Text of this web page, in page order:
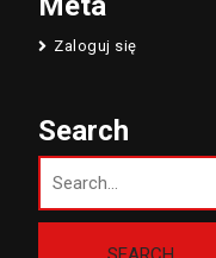
Zaloguj się
Search